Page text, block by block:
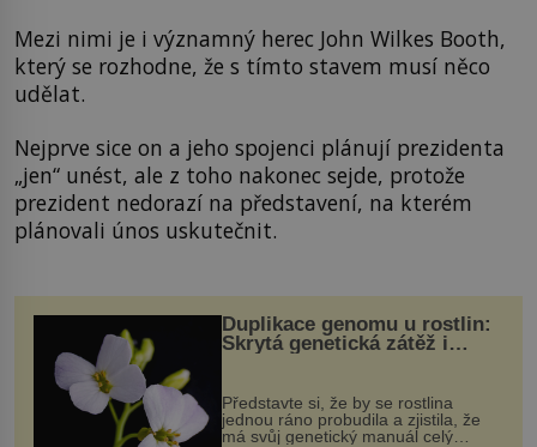
Mezi nimi je i významný herec John Wilkes Booth,
který se rozhodne, že s tímto stavem musí něco
udělat.
Nejprve sice on a jeho spojenci plánují prezidenta
„jen“ unést, ale z toho nakonec sejde, protože
prezident nedorazí na představení, na kterém
plánovali únos uskutečnit.
Duplikace genomu u rostlin:
Skrytá genetická zátěž i
Představte si, že by se rostlina
jednou ráno probudila a zjistila, že
má svůj genetický manuál celý